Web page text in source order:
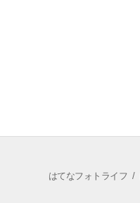
はてなフォトライフ /